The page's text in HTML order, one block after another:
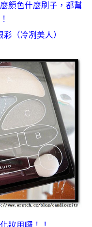
顏色什麼刷子，都幫